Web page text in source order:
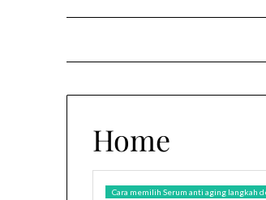
Home
Cara memilih Serum anti aging langkah